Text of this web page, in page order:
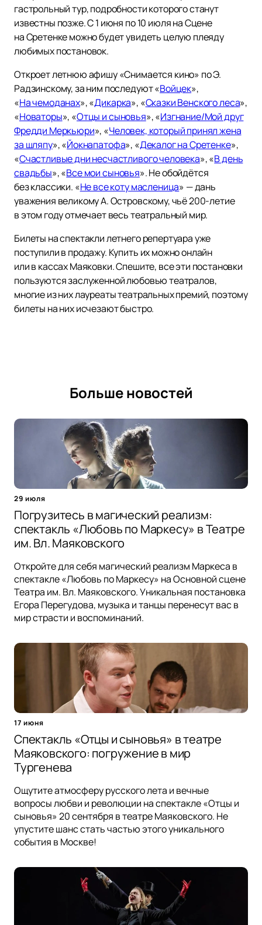
гастрольный тур, подробности которого станут
известны позже. С 1 июня по 10 июля на Сцене
на Сретенке можно будет увидеть целую плеяду
любимых постановок.
Откроет летнюю афишу «Снимается кино» по Э.
Радзинскому, за ним последуют «Войцек»,
«На чемоданах», «Дикарка», «Сказки Венского леса»,
«Новаторы», «Отцы и сыновья», «Изгнание/Мой друг
Фредди Меркьюри», «Человек, который принял жена
за шляпу», «Йокнапатофа», «Декалог на Сретенке»,
«Счастливые дни несчастливого человека», «В день
свадьбы», «Все мои сыновья». Не обойдётся
без классики. «Не все коту масленица» — дань
уважения великому А. Островскому, чьё 200-летие
в этом году отмечает весь театральный мир.
Билеты на спектакли летнего репертуара уже
поступили в продажу. Купить их можно онлайн
или в кассах Маяковки. Спешите, все эти постановки
пользуются заслуженной любовью театралов,
многие из них лауреаты театральных премий, поэтому
билеты на них исчезают быстро.
Больше новостей
29 июля
Погрузитесь в магический реализм:
спектакль «Любовь по Маркесу» в Театре
им. Вл. Маяковского
Откройте для себя магический реализм Маркеса в
спектакле «Любовь по Маркесу» на Основной сцене
Театра им. Вл. Маяковского. Уникальная постановка
Егора Перегудова, музыка и танцы перенесут вас в
мир страсти и воспоминаний.
17 июня
Спектакль «Отцы и сыновья» в театре
Маяковского: погружение в мир
Тургенева
Ощутите атмосферу русского лета и вечные
вопросы любви и революции на спектакле «Отцы и
сыновья» 20 сентября в театре Маяковского. Не
упустите шанс стать частью этого уникального
события в Москве!